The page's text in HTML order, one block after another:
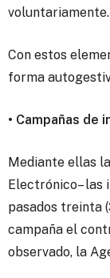
voluntariamente.
Con estos
forma
• Campañas de
Mediante ellas
Electrónico– las
pasados treinta
campaña el
observado, la